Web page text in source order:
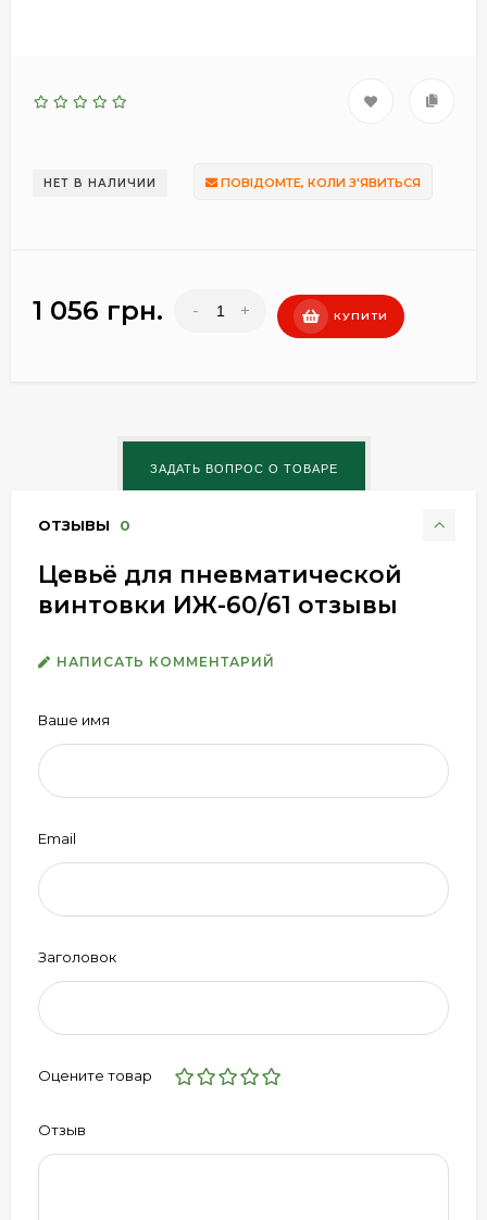
НЕТ В НАЛИЧИИ ПОВІДОМТЕ, КОЛИ З'ЯВИТЬСЯ
1 056 грн. - + КУПИТИ
ОТЗЫВЫ 0
Цевьё для пневматической
винтовки ИЖ-60/61 отзывы
НАПИСАТЬ КОММЕНТАРИЙ
Ваше имя
Email
Заголовок
Оцените товар
Отзыв